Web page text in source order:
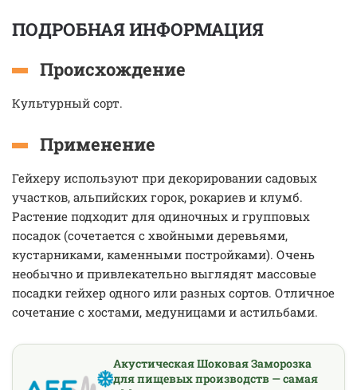
ПОДРОБНАЯ ИНФОРМАЦИЯ
Происхождение
Культурный сорт.
Применение
Гейхеру используют при декорировании садовых
участков, альпийских горок, рокариев и клумб.
Растение подходит для одиночных и групповых
посадок (сочетается с хвойными деревьями,
кустарниками, каменными постройками). Очень
необычно и привлекательно выглядят массовые
посадки гейхер одного или разных сортов. Отличное
сочетание с хостами, медуницами и астильбами.
Акустическая Шоковая Заморозка
для пищевых производств — самая